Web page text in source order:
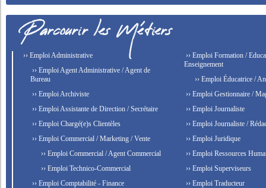
›› Emploi Administrative
›› Emploi Agent Administrative / Agent de
Bureau
›› Emploi Archiviste
›› Emploi Assistante de Direction / Secrétaire
›› Emploi Chargé(e)s Clientèles
›› Emploi Commercial / Marketing / Vente
›› Emploi Commercial / Agent Commercial
›› Emploi Technico-Commercial
›› Emploi Comptabilité - Finance
›› Emploi Formation /
Enseignement
›› Emploi Éducatrice /
›› Emploi Gestionnaire /
›› Emploi Journaliste
›› Emploi Journaliste /
›› Emploi Juridique
›› Emploi Ressources
›› Emploi Superviseurs
›› Emploi Traducteur